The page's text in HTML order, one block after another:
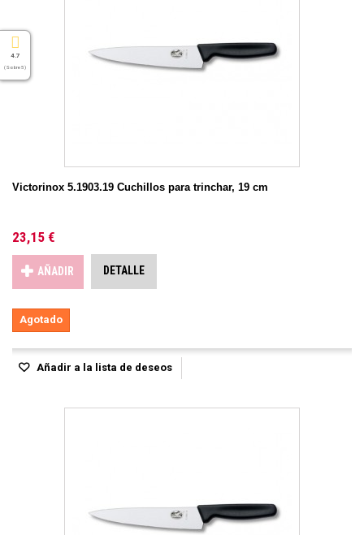
Victorinox 5.1903.19 Cuchillos para trinchar, 19 cm
23,15 €
AÑADIR DETALLE
Agotado
Añadir a la lista de deseos
4.7
( Sobre 5 )